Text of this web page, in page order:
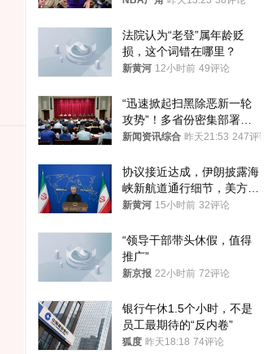
法院认为“老登”属年龄贬
损，这个词错在哪里？
新黄河 12小时前 49评论
“迅速掀起扫黑除恶新一轮
攻势”！多省份密集部署，
公布举报方式
新闻资讯综合 昨天21:53 247评论
协议接近达成，伊朗披露海
峡新航道通行细节，美方再
提“倒计时”
新黄河 15小时前 32评论
“领导干部带头休假，值得
推广”
新京报 22小时前 72评论
银行午休1.5个小时，不是
员工最期待的“反内卷”
狐度 昨天18:18 74评论